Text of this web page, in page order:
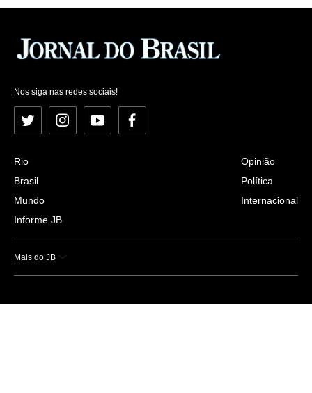
Nos siga nas redes sociais!
Twitter InstagramYouTubeFacebook
Rio
Brasil
Mundo
Informe JB
Opinião
Política
Internacional
Mais do JB
Esportes